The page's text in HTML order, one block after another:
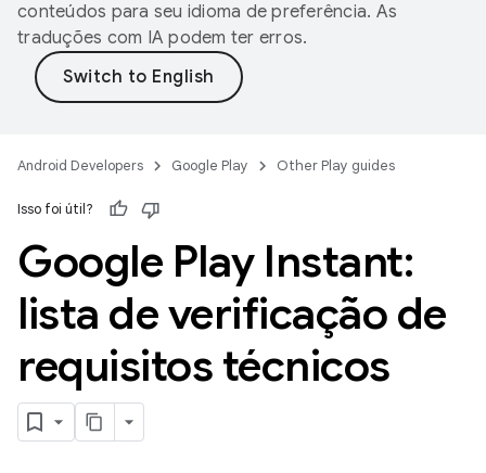
conteúdos para seu idioma de preferência. As
traduções com IA podem ter erros.
Android Developers Google Play Other Play guides
Isso foi útil?
Google Play Instant:
lista de verificação de
requisitos técnicos